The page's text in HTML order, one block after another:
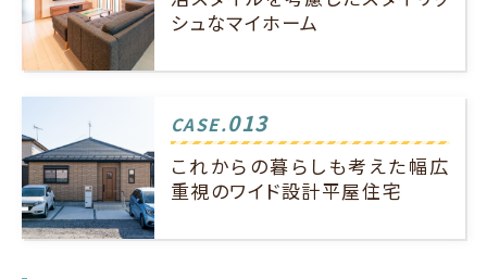
シュなマイホーム
CASE.013
これからの暮らしも考えた幅広
重視のワイド設計平屋住宅